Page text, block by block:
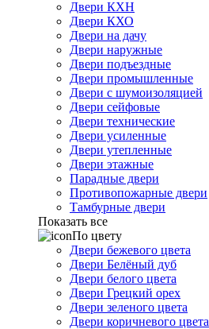
Двери КХН
Двери КХО
Двери на дачу
Двери наружные
Двери подъездные
Двери промышленные
Двери с шумоизоляцией
Двери сейфовые
Двери технические
Двери усиленные
Двери утепленные
Двери этажные
Парадные двери
Противопожарные двери
Тамбурные двери
Показать все
По цвету
Двери бежевого цвета
Двери Белёный дуб
Двери белого цвета
Двери Грецкий орех
Двери зеленого цвета
Двери коричневого цвета